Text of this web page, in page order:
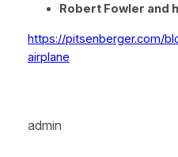
Robert Fowler and
https://pitsenberger.com/
airplane
admin